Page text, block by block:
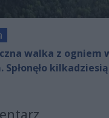
walka z ogniem
Spłonęło